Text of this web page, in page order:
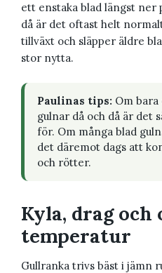
ett enstaka blad längst ner
då är det oftast helt
tillväxt och släpper äldre
stor nytta.
Paulinas tips: Om
gulnar då och då är det
för. Om många blad
det däremot dags att
och rötter.
Kyla, drag och
temperatur
Gullranka trivs bäst i jämn